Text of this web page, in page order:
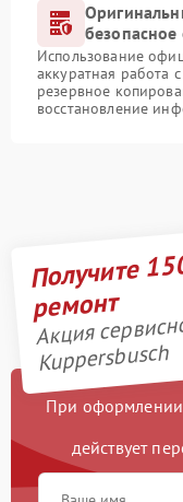
Использование
аккуратная работа
резервное
восстановление
Получите
ремонт
Акция
Kuppersbusch
При оформлении
действует